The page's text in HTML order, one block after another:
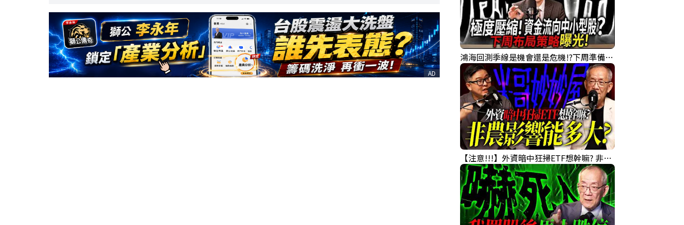
AD
鴻海回測季線是機會還是危機!?下周準備幹大事?｜0807 #3661 #2317 #2317鴻海
【注意!!!】外資暗中狂掃ETF想幹嘛? 非農影響能多大?!｜ Mr.永年 李 / Mr.JIMMY 高志銘 / 理財有夠跩